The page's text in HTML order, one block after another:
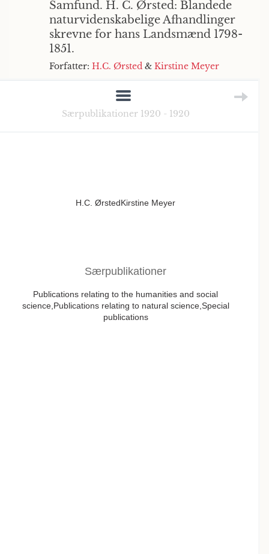
Samfund. H. C. Ørsted: Blandede
naturvidenskabelige Afhandlinger
skrevne for hans Landsmænd 1798-
1851.
Forfatter: H.C. Ørsted & Kirstine Meyer
Særpublikationer 1920 - 1920
H.C. ØrstedKirstine Meyer
Særpublikationer
Publications relating to the humanities and social
science,Publications relating to natural science,Special
publications